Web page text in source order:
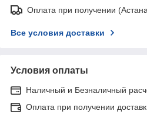
Оплата при получении
Все условия доставки
Условия оплаты
Наличный и Безналичный
Оплата при получении